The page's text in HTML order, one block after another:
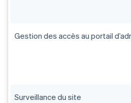
Gestion des accès au portail
Surveillance du site